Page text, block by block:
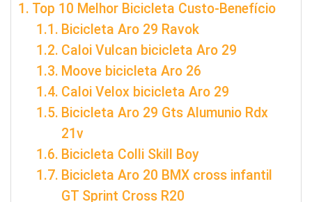
Top 10 Melhor Bicicleta Custo-Benefício
Bicicleta Aro 29 Ravok
Caloi Vulcan bicicleta Aro 29
Moove bicicleta Aro 26
Caloi Velox bicicleta Aro 29
Bicicleta Aro 29 Gts Alumunio Rdx
21v
Bicicleta Colli Skill Boy
Bicicleta Aro 20 BMX cross infantil
GT Sprint Cross R20